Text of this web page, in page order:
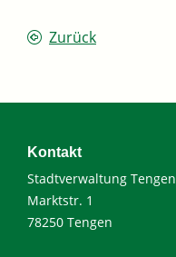
Zurück
Kontakt
Stadtverwaltung Tengen
Marktstr. 1
78250 Tengen